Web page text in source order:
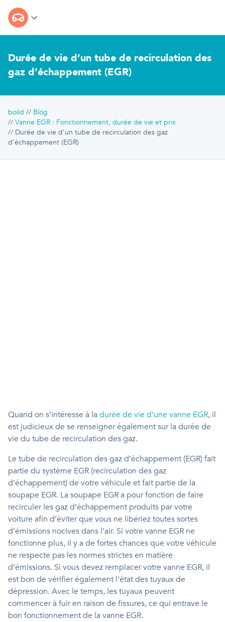
Durée de vie d’un tube de recirculation des
gaz d’échappement (EGR)
bolid
Blog
Vanne EGR : Fonctionnement, durée de vie et prix
Durée de vie d’un tube de recirculation des gaz
d’échappement (EGR)
Quand on s’intéresse à la durée de vie d’une vanne EGR, il
est judicieux de se renseigner également sur la durée de
vie du tube de recirculation des gaz.
Le tube de recirculation des gaz d’échappement (EGR) fait
partie du système EGR (recirculation des gaz
d’échappement) de votre véhicule et fait partie de la
soupape EGR. La soupape EGR a pour fonction de faire
recirculer les gaz d’échappement produits par votre
voiture afin d’éviter que vous ne libériez toutes sortes
d’émissions nocives dans l’air. Si votre vanne EGR ne
fonctionne plus, il y a de fortes chances que votre véhicule
ne respecte pas les normes strictes en matière
d’émissions. Si vous devez remplacer votre vanne EGR, il
est bon de vérifier également l’état des tuyaux de
dépression. Avec le temps, les tuyaux peuvent
commencer à fuir en raison de fissures, ce qui entrave le
bon fonctionnement de la vanne EGR.